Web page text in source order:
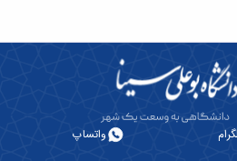
واتساپ